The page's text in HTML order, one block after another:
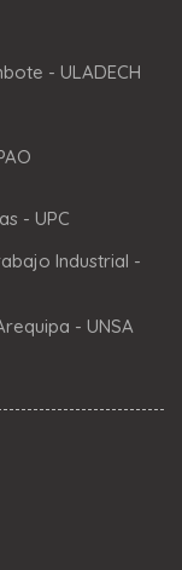
- ULADECH
- UPC
Industrial -
- UNSA